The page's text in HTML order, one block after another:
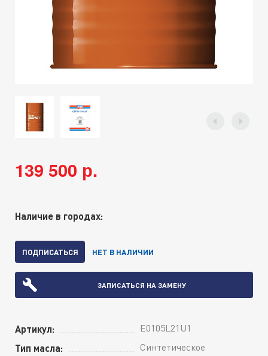
139 500 р.
Наличие в городах:
ПОДПИСАТЬСЯ НЕТ В НАЛИЧИИ
ЗАПИСАТЬСЯ НА ЗАМЕНУ
Артикул: E0105L21U1
Тип масла: Синтетическое